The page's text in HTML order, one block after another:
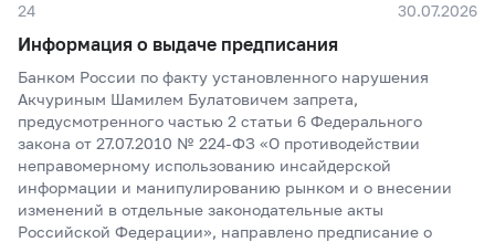
24 30.07.2026
Информация о выдаче предписания
Банком России по факту установленного нарушения
Акчуриным Шамилем Булатовичем запрета,
предусмотренного частью 2 статьи 6 Федерального
закона от 27.07.2010 № 224-ФЗ «О противодействии
неправомерному использованию инсайдерской
информации и манипулированию рынком и о внесении
изменений в отдельные законодательные акты
Российской Федерации», направлено предписание о